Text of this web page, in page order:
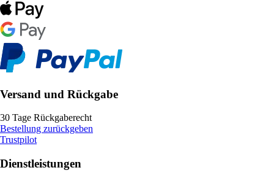
Versand und Rückgabe
30 Tage Rückgaberecht
Bestellung zurückgeben
Trustpilot
Dienstleistungen